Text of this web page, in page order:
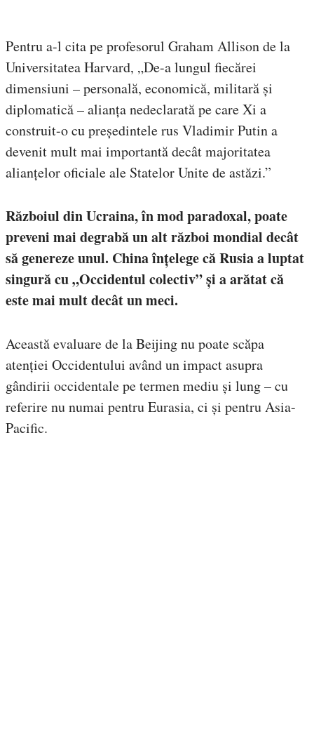
Pentru a-l cita pe profesorul Graham Allison de la
Universitatea Harvard, „De-a lungul fiecărei
dimensiuni – personală, economică, militară și
diplomatică – alianța nedeclarată pe care Xi a
construit-o cu președintele rus Vladimir Putin a
devenit mult mai importantă decât majoritatea
alianțelor oficiale ale Statelor Unite de astăzi.”
Războiul din Ucraina, în mod paradoxal, poate
preveni mai degrabă un alt război mondial decât
să genereze unul. China înțelege că Rusia a luptat
singură cu „Occidentul colectiv” și a arătat că
este mai mult decât un meci.
Această evaluare de la Beijing nu poate scăpa
atenției Occidentului având un impact asupra
gândirii occidentale pe termen mediu și lung – cu
referire nu numai pentru Eurasia, ci și pentru Asia-
Pacific.